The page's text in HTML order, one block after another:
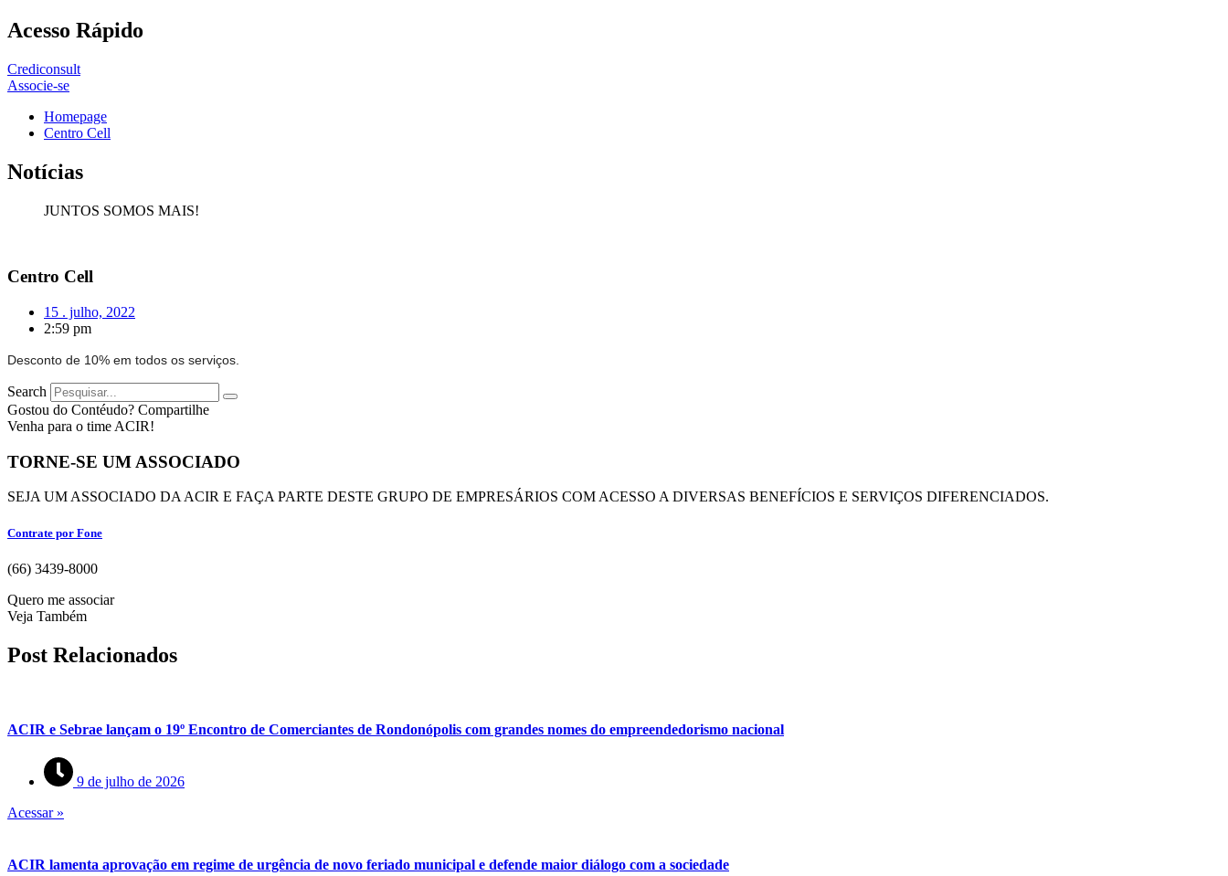
Acesso Rápido
Crediconsult
Associe-se
Homepage
Centro Cell
Notícias
JUNTOS SOMOS MAIS!
Centro Cell
15 . julho, 2022
2:59 pm
Desconto de 10% em todos os serviços.
Search
Gostou do Contéudo? Compartilhe
Venha para o time ACIR!
TORNE-SE UM ASSOCIADO
SEJA UM ASSOCIADO DA ACIR E FAÇA PARTE DESTE GRUPO DE EMPRESÁRIOS COM ACESSO A DIVERSAS BENEFÍCIOS E SERVIÇOS DIFERENCIADOS.
Contrate por Fone
(66) 3439-8000
Quero me associar
Veja Também
Post Relacionados
ACIR e Sebrae lançam o 19º Encontro de Comerciantes de Rondonópolis com grandes nomes do empreendedorismo nacional
9 de julho de 2026
Acessar »
ACIR lamenta aprovação em regime de urgência de novo feriado municipal e defende maior diálogo com a sociedade